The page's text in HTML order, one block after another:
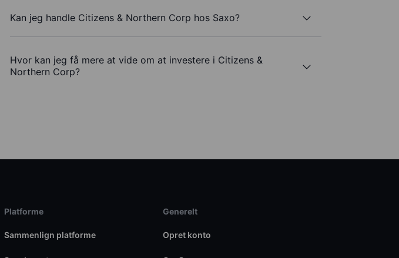
Kan jeg handle Citizens & Northern Corp hos Saxo?
Hvor kan jeg få mere at vide om at investere i Citizens &
Northern Corp?
Platforme
Sammenlign platforme
Generelt
Opret konto